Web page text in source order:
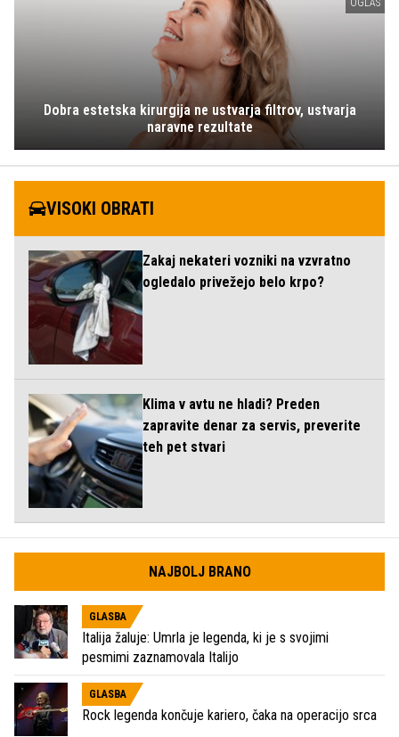
OGLAS
Dobra estetska kirurgija ne ustvarja filtrov, ustvarja
naravne rezultate
VISOKI OBRATI
Zakaj nekateri vozniki na vzvratno
ogledalo privežejo belo krpo?
Klima v avtu ne hladi? Preden
zapravite denar za servis, preverite
teh pet stvari
NAJBOLJ BRANO
GLASBA
Italija žaluje: Umrla je legenda, ki je s svojimi
pesmimi zaznamovala Italijo
GLASBA
Rock legenda končuje kariero, čaka na operacijo srca